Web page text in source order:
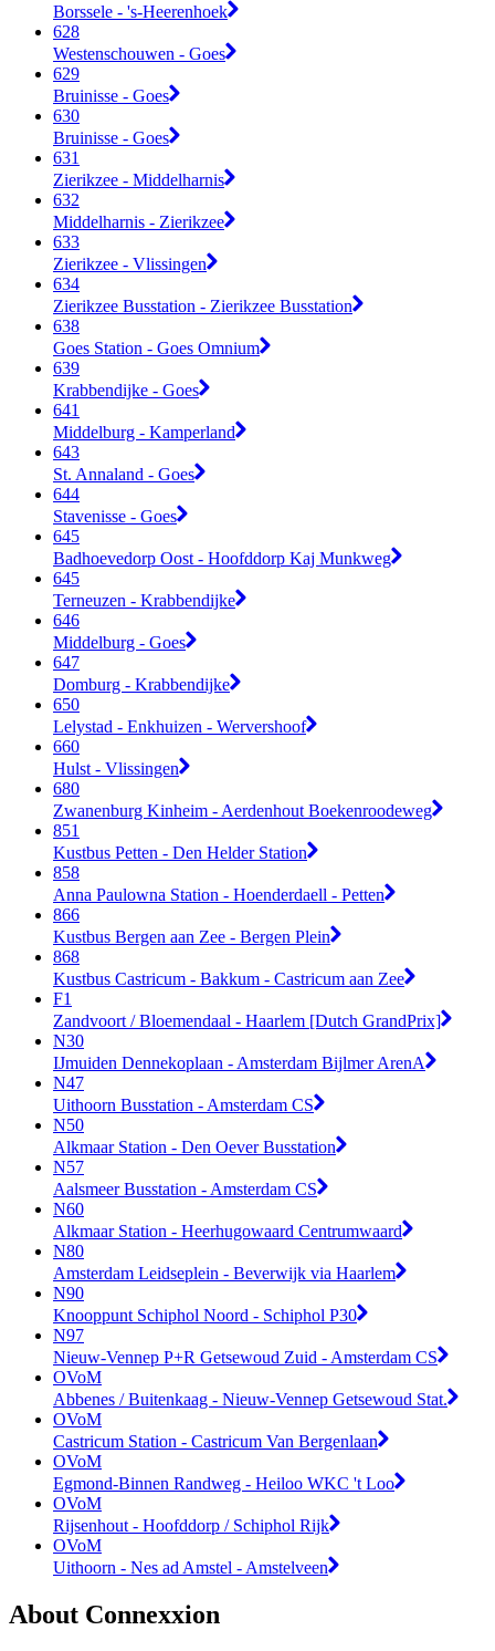
Borssele - 's-Heerenhoek
628
Westenschouwen - Goes
629
Bruinisse - Goes
630
Bruinisse - Goes
631
Zierikzee - Middelharnis
632
Middelharnis - Zierikzee
633
Zierikzee - Vlissingen
634
Zierikzee Busstation - Zierikzee Busstation
638
Goes Station - Goes Omnium
639
Krabbendijke - Goes
641
Middelburg - Kamperland
643
St. Annaland - Goes
644
Stavenisse - Goes
645
Badhoevedorp Oost - Hoofddorp Kaj Munkweg
645
Terneuzen - Krabbendijke
646
Middelburg - Goes
647
Domburg - Krabbendijke
650
Lelystad - Enkhuizen - Wervershoof
660
Hulst - Vlissingen
680
Zwanenburg Kinheim - Aerdenhout Boekenroodeweg
851
Kustbus Petten - Den Helder Station
858
Anna Paulowna Station - Hoenderdaell - Petten
866
Kustbus Bergen aan Zee - Bergen Plein
868
Kustbus Castricum - Bakkum - Castricum aan Zee
F1
Zandvoort / Bloemendaal - Haarlem [Dutch GrandPrix]
N30
IJmuiden Dennekoplaan - Amsterdam Bijlmer ArenA
N47
Uithoorn Busstation - Amsterdam CS
N50
Alkmaar Station - Den Oever Busstation
N57
Aalsmeer Busstation - Amsterdam CS
N60
Alkmaar Station - Heerhugowaard Centrumwaard
N80
Amsterdam Leidseplein - Beverwijk via Haarlem
N90
Knooppunt Schiphol Noord - Schiphol P30
N97
Nieuw-Vennep P+R Getsewoud Zuid - Amsterdam CS
OVoM
Abbenes / Buitenkaag - Nieuw-Vennep Getsewoud Stat.
OVoM
Castricum Station - Castricum Van Bergenlaan
OVoM
Egmond-Binnen Randweg - Heiloo WKC 't Loo
OVoM
Rijsenhout - Hoofddorp / Schiphol Rijk
OVoM
Uithoorn - Nes ad Amstel - Amstelveen
About Connexxion